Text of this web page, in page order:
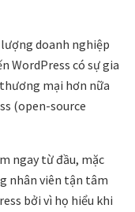
doanh nghiệp
WordPress có sự gia
mại hơn nữa
(open-source
ngay từ đầu, mặc
nhân viên tận tâm
bởi vì họ hiểu khi